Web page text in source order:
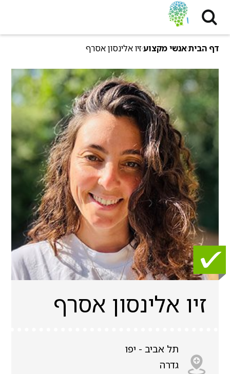
דף הביתאנשי מקצועזיו אלינסון אסרף
זיו אלינסון אסרף
תל אביב - יפו
גדרה